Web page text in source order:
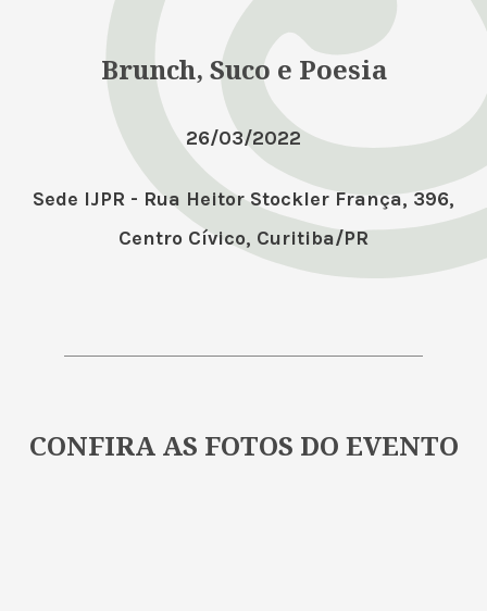
Brunch, Suco e Poesia
26/03/2022
Sede IJPR - Rua Heitor Stockler França, 396,
Centro Cívico, Curitiba/PR
CONFIRA AS FOTOS DO EVENTO